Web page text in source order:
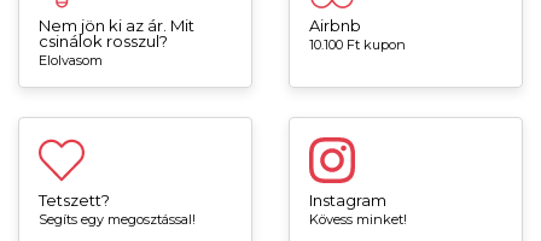
Nem jön ki az ár. Mit
csinálok rosszul?
Elolvasom
Airbnb
10.100 Ft kupon
Tetszett?
Segíts egy megosztással!
Instagram
Kövess minket!